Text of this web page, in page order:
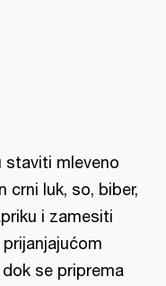
staviti mleveno
crni luk, so, biber,
i zamesiti
se priprema